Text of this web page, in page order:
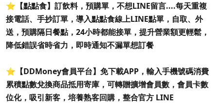
⭐️【點點食】訂飲料，預購單，不想LINE留言....每天重複
接電話、手抄訂單，導入點點食線上LINE點單，自取、外
送，預購隔日餐點，24小時都能接單，提升營業額更輕鬆，
降低錯誤省時省力，即時通知不漏單想訂餐
⭐️【DDMoney會員平台】免下載APP，輸入手機號碼消費
累積點數兌換商品抵用寄庫，可轉贈擴增會員數，會員卡數
位化，吸引新客，培養熟客回購，整合官方 LINE